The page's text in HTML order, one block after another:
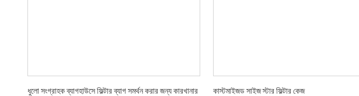
ধুলো সংগ্রাহক ব্যাগহাউসে ফিল্টার ব্যাগ সমর্থন করার জন্য কারখানার
কাস্টমাইজড সাইজ স্টার ফিল্টার কেজ